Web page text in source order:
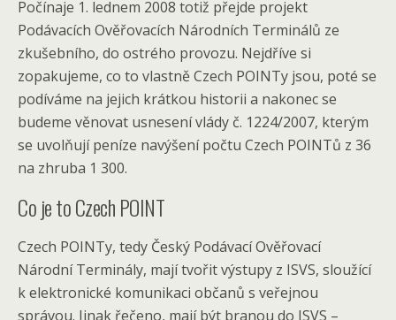
Počínaje 1. lednem 2008 totiž přejde projekt
Podávacích Ověřovacích Národních Terminálů ze
zkušebního, do ostrého provozu. Nejdříve si
zopakujeme, co to vlastně Czech POINTy jsou, poté se
podíváme na jejich krátkou historii a nakonec se
budeme věnovat usnesení vlády č. 1224/2007, kterým
se uvolňují peníze navýšení počtu Czech POINTů z 36
na zhruba 1 300.
Co je to Czech POINT
Czech POINTy, tedy Český Podávací Ověřovací
Národní Terminály, mají tvořit výstupy z ISVS, sloužící
k elektronické komunikaci občanů s veřejnou
správou. Jinak řečeno, mají být branou do ISVS –